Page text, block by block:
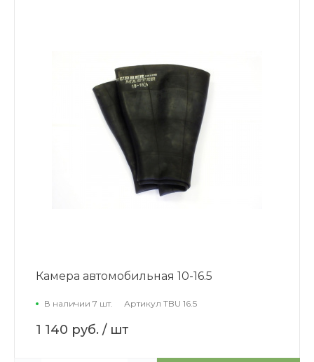
Камера автомобильная 10-16.5
В наличии 7 шт. Артикул TBU 16.5
1 140 руб. / шт